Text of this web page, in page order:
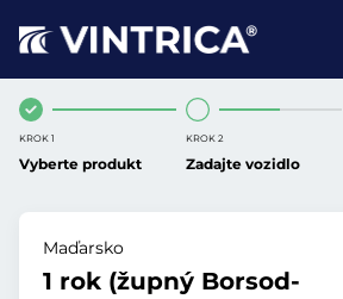
KROK 1
Vyberte produkt
KROK 2
Zadajte vozidlo
Maďarsko
1 rok (župný Borsod-